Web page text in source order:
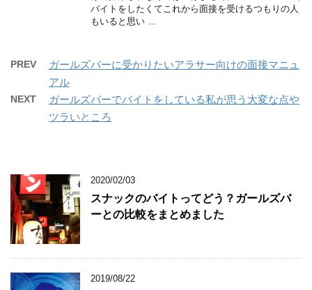
バイトをしたくてこれから面接を受けるつもりの人
もいると思い …
PREV
ガールズバーに受かりたいアラサー向けの面接マニュ
アル
NEXT
ガールズバーでバイトをしている私が思う大変な点や
ツラいところ
2020/02/03
スナックのバイトってどう？ガールズバ
ーとの比較をまとめました
2019/08/22